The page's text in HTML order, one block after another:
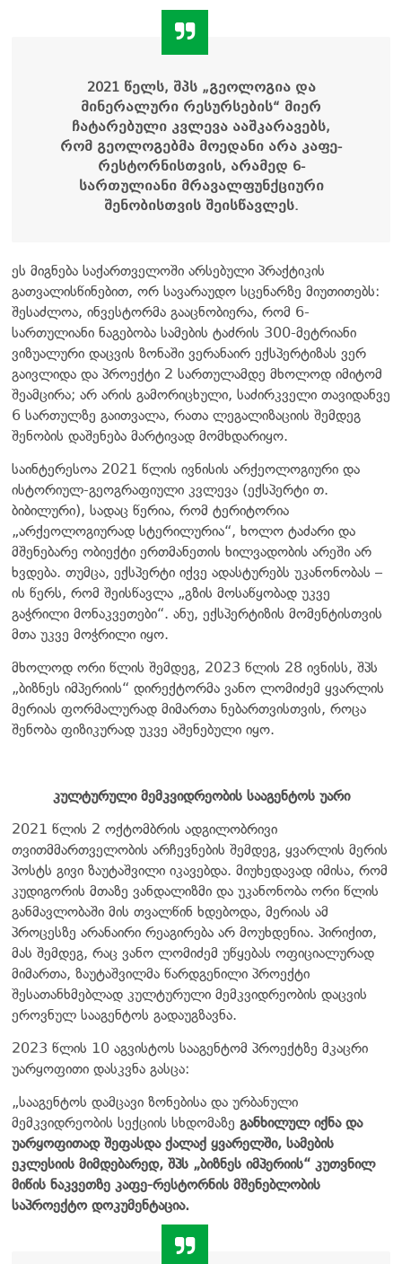
2021 წელს, შპს „გეოლოგია და
მინერალური რესურსების“ მიერ
ჩატარებული კვლევა ააშკარავებს,
რომ გეოლოგებმა მოედანი არა კაფე-
რესტორნისთვის, არამედ 6-
სართულიანი მრავალფუნქციური
შენობისთვის შეისწავლეს.
ეს მიგნება საქართველოში არსებული პრაქტიკის
გათვალისწინებით, ორ სავარაუდო სცენარზე მიუთითებს:
შესაძლოა, ინვესტორმა გააცნობიერა, რომ 6-
სართულიანი ნაგებობა სამების ტაძრის 300-მეტრიანი
ვიზუალური დაცვის ზონაში ვერანაირ ექსპერტიზას ვერ
გაივლიდა და პროექტი 2 სართულამდე მხოლოდ იმიტომ
შეამცირა; არ არის გამორიცხული, საძირკველი თავიდანვე
6 სართულზე გაითვალა, რათა ლეგალიზაციის შემდეგ
შენობის დაშენება მარტივად მომხდარიყო.
საინტერესოა 2021 წლის ივნისის არქეოლოგიური და
ისტორიულ-გეოგრაფიული კვლევა (ექსპერტი თ.
ბიბილური), სადაც წერია, რომ ტერიტორია
„არქეოლოგიურად სტერილურია“, ხოლო ტაძარი და
მშენებარე ობიექტი ერთმანეთის ხილვადობის არეში არ
ხვდება. თუმცა, ექსპერტი იქვე ადასტურებს უკანონობას –
ის წერს, რომ შეისწავლა „გზის მოსაწყობად უკვე
გაჭრილი მონაკვეთები“. ანუ, ექსპერტიზის მომენტისთვის
მთა უკვე მოჭრილი იყო.
მხოლოდ ორი წლის შემდეგ, 2023 წლის 28 ივნისს, შპს
„ბიზნეს იმპერიის“ დირექტორმა ვანო ლომიძემ ყვარლის
მერიას ფორმალურად მიმართა ნებართვისთვის, როცა
შენობა ფიზიკურად უკვე აშენებული იყო.
კულტურული მემკვიდრეობის სააგენტოს უარი
2021 წლის 2 ოქტომბრის ადგილობრივი
თვითმმართველობის არჩევნების შემდეგ, ყვარლის მერის
პოსტს გივი ზაუტაშვილი იკავებდა. მიუხედავად იმისა, რომ
კუდიგორის მთაზე ვანდალიზმი და უკანონობა ორი წლის
განმავლობაში მის თვალწინ ხდებოდა, მერიას ამ
პროცესზე არანაირი რეაგირება არ მოუხდენია. პირიქით,
მას შემდეგ, რაც ვანო ლომიძემ უწყებას ოფიციალურად
მიმართა, ზაუტაშვილმა წარდგენილი პროექტი
შესათანხმებლად კულტურული მემკვიდრეობის დაცვის
ეროვნულ სააგენტოს გადაუგზავნა.
2023 წლის 10 აგვისტოს სააგენტომ პროექტზე მკაცრი
უარყოფითი დასკვნა გასცა:
„სააგენტოს დამცავი ზონებისა და ურბანული
მემკვიდრეობის სექციის სხდომაზე განხილულ იქნა და
უარყოფითად შეფასდა ქალაქ ყვარელში, სამების
ეკლესიის მიმდებარედ, შპს „ბიზნეს იმპერიის“ კუთვნილ
მიწის ნაკვეთზე კაფე-რესტორნის მშენებლობის
საპროექტო დოკუმენტაცია.